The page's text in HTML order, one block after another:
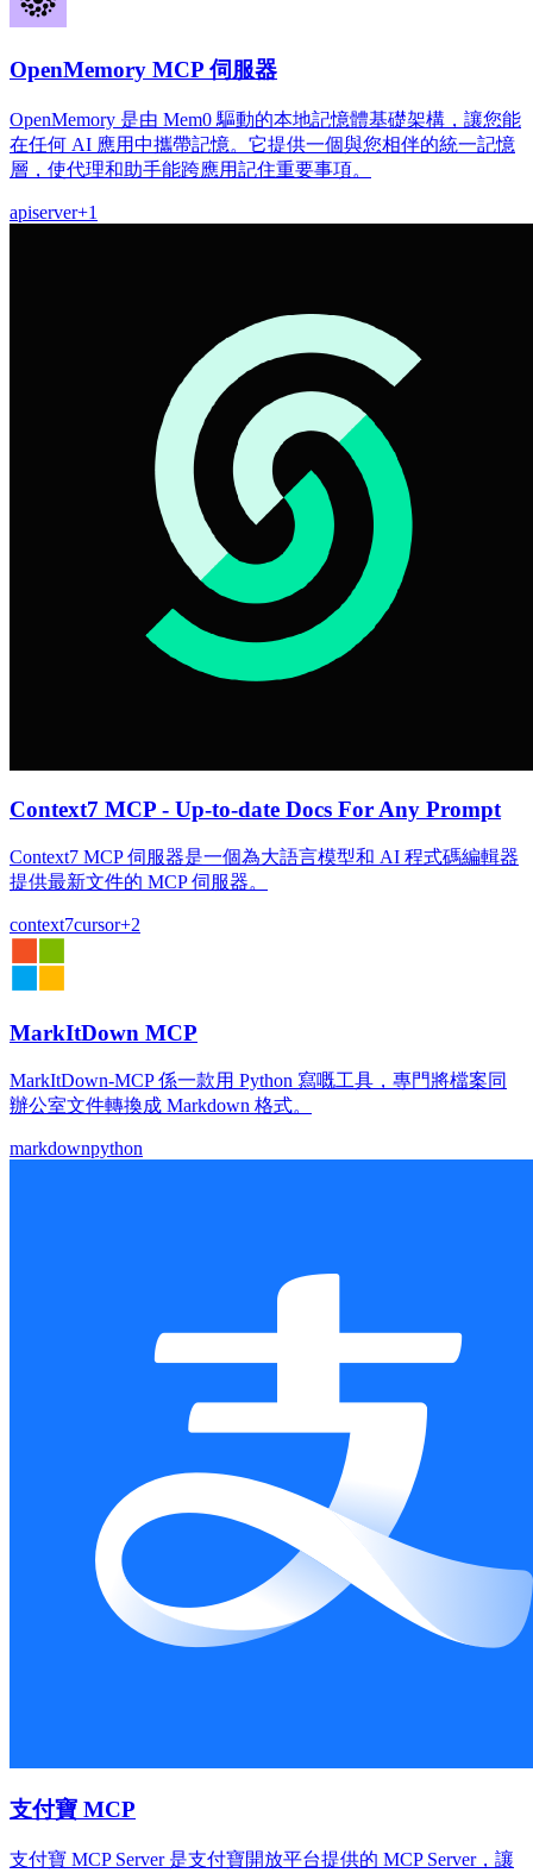
OpenMemory MCP 伺服器
OpenMemory 是由 Mem0 驅動的本地記憶體基礎架構，讓您能
在任何 AI 應用中攜帶記憶。它提供一個與您相伴的統一記憶
層，使代理和助手能跨應用記住重要事項。
apiserver+1
Context7 MCP - Up-to-date Docs For Any Prompt
Context7 MCP 伺服器是一個為大語言模型和 AI 程式碼編輯器
提供最新文件的 MCP 伺服器。
context7cursor+2
MarkItDown MCP
MarkItDown-MCP 係一款用 Python 寫嘅工具，專門將檔案同
辦公室文件轉換成 Markdown 格式。
markdownpython
支付寶 MCP
支付寶 MCP Server 是支付寶開放平台提供的 MCP Server，讓